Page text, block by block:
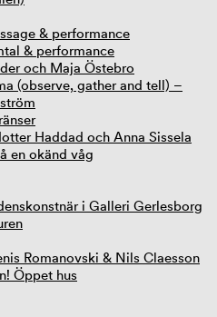
& performance
& performance
och Maja Östebro
(observe, gather and tell) –
Haddad och Anna Sissela
en okänd våg
i Galleri Gerlesborg
Romanovski & Nils Claesson
Öppet hus